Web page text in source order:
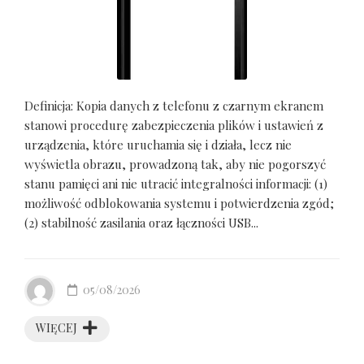
Definicja: Kopia danych z telefonu z czarnym ekranem
stanowi procedurę zabezpieczenia plików i ustawień z
urządzenia, które uruchamia się i działa, lecz nie
wyświetla obrazu, prowadzoną tak, aby nie pogorszyć
stanu pamięci ani nie utracić integralności informacji: (1)
możliwość odblokowania systemu i potwierdzenia zgód;
(2) stabilność zasilania oraz łączności USB...
WIĘCEJ
05/08/2026